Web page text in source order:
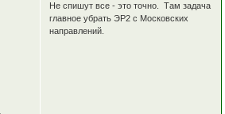
Не спишут все - это точно. Там задача
главное убрать ЭР2 с Московских
направлений.